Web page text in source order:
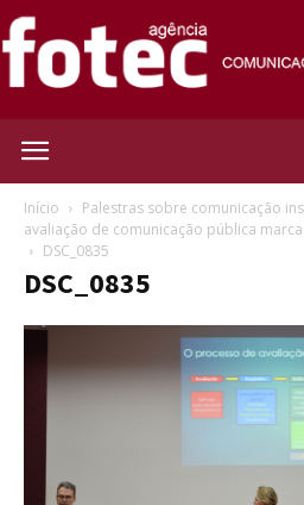
Início
Palestras sobre comunicação
avaliação de comunicação pública
DSC_0835
DSC_0835